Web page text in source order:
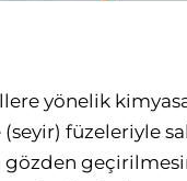
yönelik
füzeleriyle